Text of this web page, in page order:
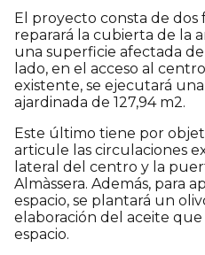
El proyecto consta de dos
reparará la cubierta de la
una superficie afectada de
lado, en el acceso al
existente, se ejecutará
ajardinada de 127,94 m2.
Este último tiene por
articule las circulaciones
lateral del centro y la
Almàssera. Además, para
espacio, se plantará un
elaboración del aceite que
espacio.